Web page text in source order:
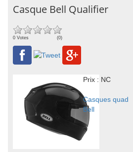
Casque Bell Qualifier
0 Votes (0)
Prix : NC
Casques quad
Bell